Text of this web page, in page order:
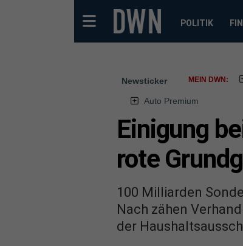
POLITIK
Newsticker MEIN DWN:
Auto Premium
Einigung
rote
100 Milliarden
Nach zähen
der